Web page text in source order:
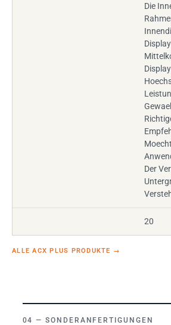
Die
Der
20
ALLE ACX PLUS PRODUKTE →
SONDERANFERTIGUNGEN